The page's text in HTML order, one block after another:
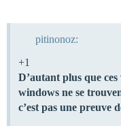
pitinonoz:
+1
D’autant plus que
windows ne se
c’est pas une preuve